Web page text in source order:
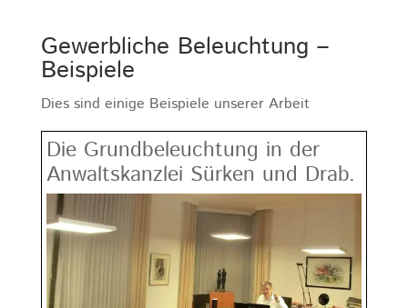
Gewerbliche Beleuchtung –
Beispiele
Dies sind einige Beispiele unserer Arbeit
Die Grundbeleuchtung in der
Anwaltskanzlei Sürken und Drab.